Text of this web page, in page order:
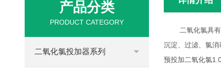
二氧化氯具有较
沉淀、过滤、氯
预投加二氧化氯
产品分类
PRODUCT CATEGORY
二氧化氯投加器系列